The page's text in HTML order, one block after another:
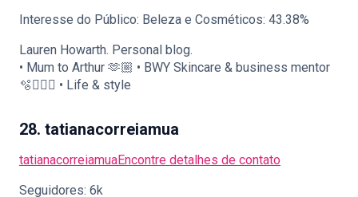
Interesse do Público: Beleza e Cosméticos: 43.38%
Lauren Howarth. Personal blog.
• Mum to Arthur 🫶🏼 • BWY Skincare & business mentor
🫧🧖🏼‍♀️ • Life & style
28. tatianacorreiamua
tatianacorreiamuaEncontre detalhes de contato
Seguidores: 6k